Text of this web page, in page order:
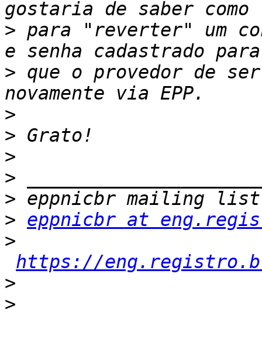
> para "reverter" um
> que o provedor de
>
>
>
>
>
> eppnicbr at
>
https://
>
>